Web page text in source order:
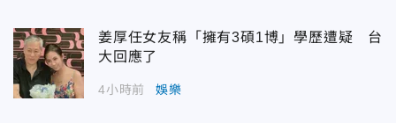
姜厚任女友稱「擁有3碩1博」學歷遭疑 台
大回應了
4小時前 娛樂